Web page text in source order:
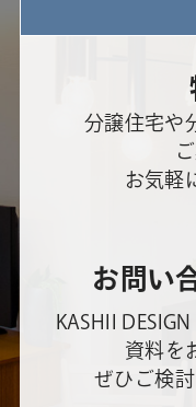
分譲住宅や
お気軽
お問い
KASHII
資料を
ぜひご検